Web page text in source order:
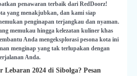
penawaran terbaik dari RedDoorz!
yang menakjubkan, dan kami siap
penginapan terjangkau dan nyaman.
memukau hingga kelezatan kuliner khas
Anda mengeksplorasi pesona kota ini
menginap yang tak terlupakan dengan
Anda.
2024 di Sibolga? Pesan